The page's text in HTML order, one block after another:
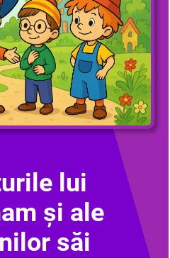
lui
și ale
săi